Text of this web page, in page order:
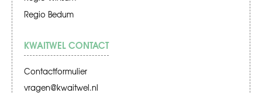
Regio Bedum
KWAITWEL CONTACT
Contactformulier
vragen@kwaitwel.nl